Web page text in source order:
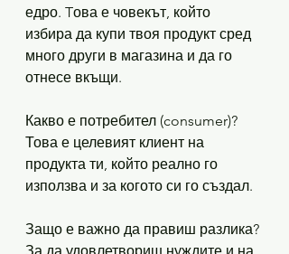
едро. Tова е човекът, който
избира да купи твоя продукт сред
много други в магазина и да го
отнесе вкъщи.
Какво е потребител (consumer)?
Това е целевият клиент на
продукта ти, който реално го
използва и за когото си го създал.
Защо е важно да правиш разлика?